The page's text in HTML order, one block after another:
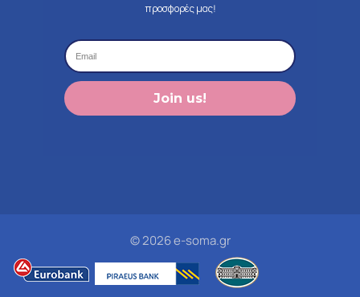
προσφορές μας!
Join us!
© 2026 e-soma.gr